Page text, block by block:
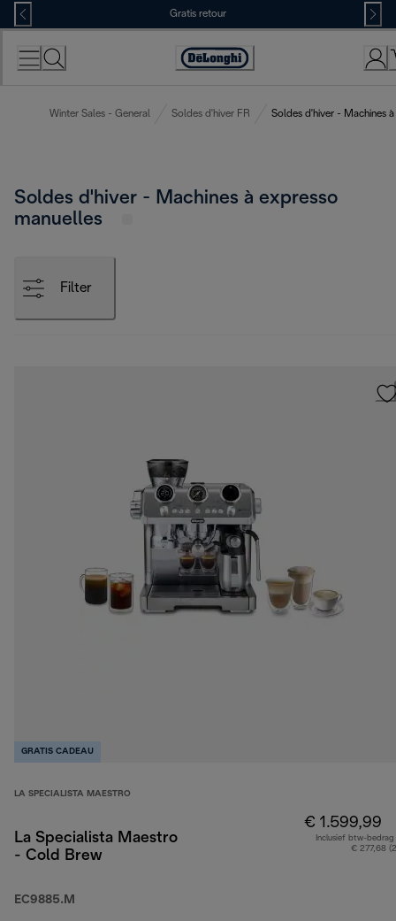
Skip
to
Content
Gratis retour
Accessibility
Winter Sales - General Soldes d'hiver FR Soldes d'hiver - Machines
Soldes d'hiver - Machines à expresso
manuelles
Filter
GRATIS CADEAU
LA SPECIALISTA MAESTRO
La Specialista Maestro
- Cold Brew
EC9885.M
€ 1.599,99
Inclusief btw-bedrag
€ 277,68